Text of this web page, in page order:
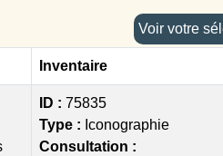
Voir votre
Inventaire
ID : 75835
Type : Iconographie
Consultation :